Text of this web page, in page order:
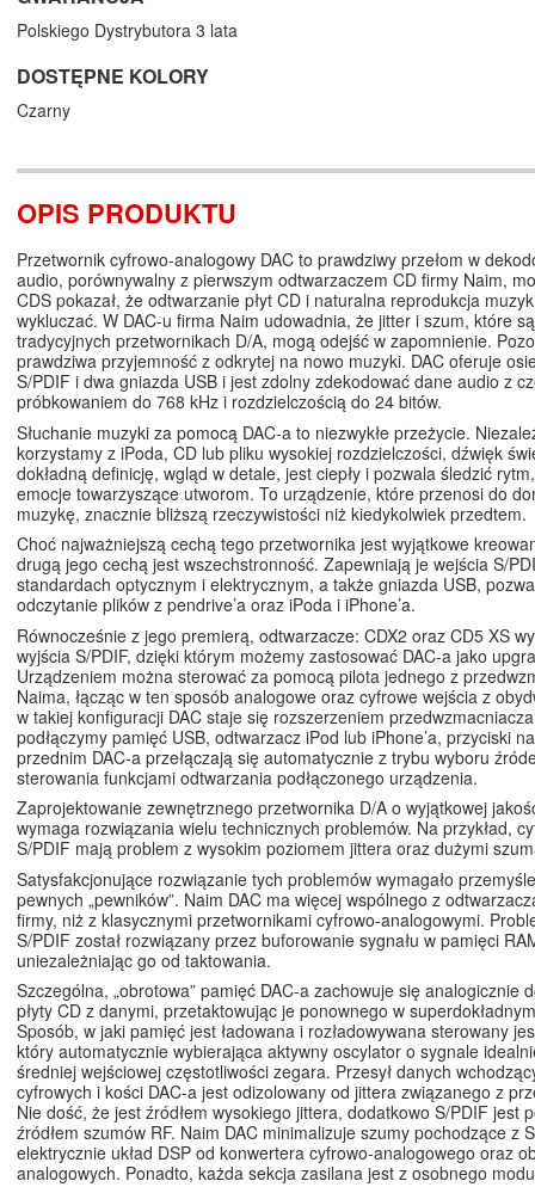
Polskiego Dystrybutora 3 lata
DOSTĘPNE KOLORY
Czarny
OPIS PRODUKTU
Przetwornik cyfrowo-analogowy DAC to prawdziwy przełom w
audio, porównywalny z pierwszym odtwarzaczem CD firmy Naim,
CDS pokazał, że odtwarzanie płyt CD i naturalna reprodukcja
wykluczać. W DAC-u firma Naim udowadnia, że jitter i szum, które
tradycyjnych przetwornikach D/A, mogą odejść w zapomnienie.
prawdziwa przyjemność z odkrytej na nowo muzyki. DAC oferuje
S/PDIF i dwa gniazda USB i jest zdolny zdekodować dane audio z
próbkowaniem do 768 kHz i rozdzielczością do 24 bitów.
Słuchanie muzyki za pomocą DAC-a to niezwykłe przeżycie.
korzystamy z iPoda, CD lub pliku wysokiej rozdzielczości, dźwięk
dokładną definicję, wgląd w detale, jest ciepły i pozwala śledzić
emocje towarzyszące utworom. To urządzenie, które przenosi do
muzykę, znacznie bliższą rzeczywistości niż kiedykolwiek przedtem.
Choć najważniejszą cechą tego przetwornika jest wyjątkowe
drugą jego cechą jest wszechstronność. Zapewniają je wejścia S/
standardach optycznym i elektrycznym, a także gniazda USB,
odczytanie plików z pendrive’a oraz iPoda i iPhone’a.
Równocześnie z jego premierą, odtwarzacze: CDX2 oraz CD5 XS
wyjścia S/PDIF, dzięki którym możemy zastosować DAC-a jako
Urządzeniem można sterować za pomocą pilota jednego z
Naima, łącząc w ten sposób analogowe oraz cyfrowe wejścia z
w takiej konfiguracji DAC staje się rozszerzeniem
podłączymy pamięć USB, odtwarzacz iPod lub iPhone’a, przyciski
przednim DAC-a przełączają się automatycznie z trybu wyboru
sterowania funkcjami odtwarzania podłączonego urządzenia.
Zaprojektowanie zewnętrznego przetwornika D/A o wyjątkowej
wymaga rozwiązania wielu technicznych problemów. Na przykład,
S/PDIF mają problem z wysokim poziomem jittera oraz dużymi
Satysfakcjonujące rozwiązanie tych problemów wymagało
pewnych „pewników”. Naim DAC ma więcej wspólnego z
firmy, niż z klasycznymi przetwornikami cyfrowo-analogowymi.
S/PDIF został rozwiązany przez buforowanie sygnału w pamięci
uniezależniając go od taktowania.
Szczególna, „obrotowa” pamięć DAC-a zachowuje się analogicznie
płyty CD z danymi, przetaktowując je ponownego w
Sposób, w jaki pamięć jest ładowana i rozładowywana sterowany
który automatycznie wybierająca aktywny oscylator o sygnale
średniej wejściowej częstotliwości zegara. Przesył danych
cyfrowych i kości DAC-a jest odizolowany od jittera związanego z
Nie dość, że jest źródłem wysokiego jittera, dodatkowo S/PDIF jest
źródłem szumów RF. Naim DAC minimalizuje szumy pochodzące z
elektrycznie układ DSP od konwertera cyfrowo-analogowego oraz
analogowych. Ponadto, każda sekcja zasilana jest z osobnego